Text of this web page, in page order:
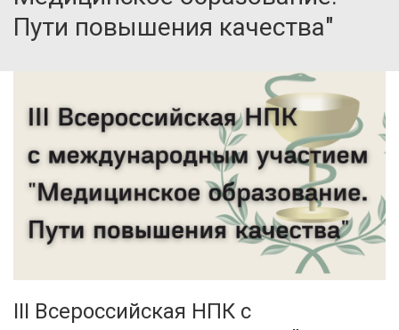
Пути повышения качества"
III Всероссийская НПК с